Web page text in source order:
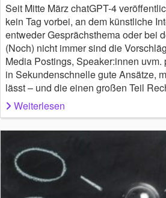
Seit Mitte März chatGPT-4
kein Tag vorbei, an dem künstliche
entweder Gesprächsthema oder bei
(Noch) nicht immer sind die
Media Postings, Speaker:innen uvm.
in Sekundenschnelle gute Ansätze,
lässt – und die einen großen Teil
Weiterlesen